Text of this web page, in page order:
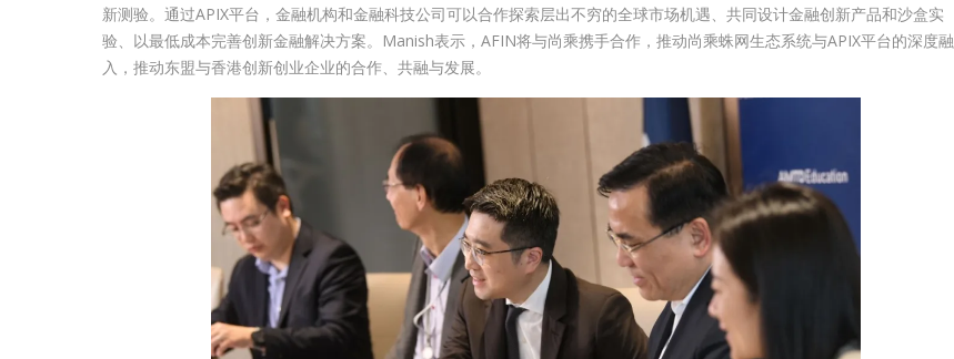
新测验。通过APIX平台，金融机构和金融科技公司可以合作探索层出不穷的全球市场机遇、共同设计金融创新产品和沙盒实
验、以最低成本完善创新金融解决方案。Manish表示，AFIN将与尚乘携手合作，推动尚乘蛛网生态系统与APIX平台的深度融
入，推动东盟与香港创新创业企业的合作、共融与发展。